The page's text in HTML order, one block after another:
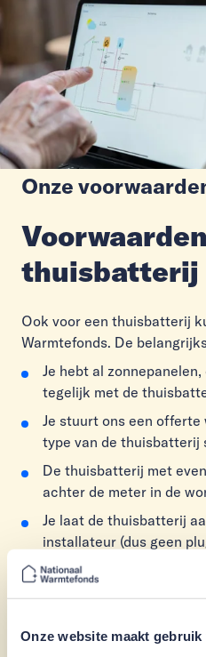
Onze website maakt gebruik
Onze
thuisbatterij
Ook voor een thuisbatterij
Warmtefonds. De
Je hebt al
tegelijk met de
Je stuurt ons een
type van de thuisbatterij
De thuisbatterij met
achter de meter in de
Je laat de thuisbatterij
installateur (dus geen
De thuisbatterij komt op
Je kunt voor de
bijkomende kosten.